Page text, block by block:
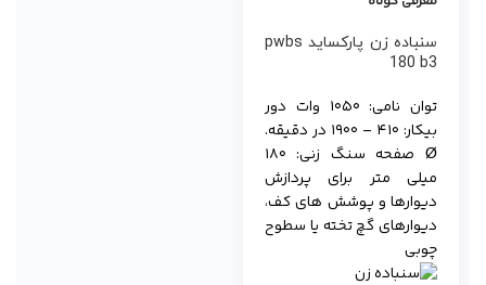
سنباده زن پارکساید pwbs
180 b3
توان نامی: ۱۰۵۰ وات دور
بیکار: ۴۱۰ – ۱۹۰۰ در دقیقه.
Ø صفحه سنگ زنی: ۱۸۰
میلی متر برای پردازش
دیوارها و پوشش های کف،
دیوارهای گچ تخته یا سطوح
چوبی